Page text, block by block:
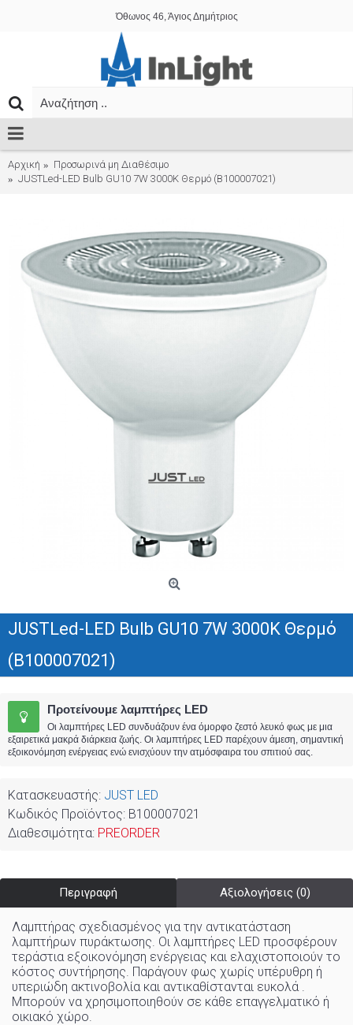
Όθωνος 46, Άγιος Δημήτριος
Αρχική
Προσωρινά μη Διαθέσιμο
JUSTLed-LED Bulb GU10 7W 3000K Θερμό (B100007021)
JUSTLed-LED Bulb GU10 7W 3000K Θερμό
(B100007021)
Προτείνουμε λαμπτήρες LED
Οι λαμπτήρες LED συνδυάζουν ένα όμορφο ζεστό λευκό φως με μια
εξαιρετικά μακρά διάρκεια ζωής. Οι λαμπτήρες LED παρέχουν άμεση, σημαντική
εξοικονόμηση ενέργειας ενώ ενισχύουν την ατμόσφαιρα του σπιτιού σας.
Κατασκευαστής: JUST LED
Κωδικός Προϊόντος: B100007021
Διαθεσιμότητα: PREORDER
Περιγραφή Αξιολογήσεις (0)
Λαμπτήρας σχεδιασμένος για την αντικατάσταση
λαμπτήρων πυράκτωσης. Οι λαμπτήρες LED προσφέρουν
τεράστια εξοικονόμηση ενέργειας και ελαχιστοποιούν το
κόστος συντήρησης. Παράγουν φως χωρίς υπέρυθρη ή
υπεριώδη ακτινοβολία και αντικαθίστανται ευκολά .
Μπορούν να χρησιμοποιηθούν σε κάθε επαγγελματικό ή
οικιακό χώρo.